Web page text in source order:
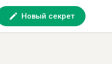
Новый секрет